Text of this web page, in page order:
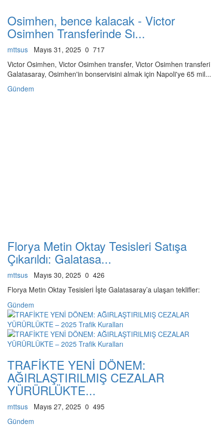
Osimhen, bence kalacak - Victor
Osimhen Transferinde Sı...
mttsus Mayıs 31, 2025 0 717
Victor Osimhen, Victor Osimhen transfer, Victor Osimhen transferi
Galatasaray, Osimhen'in bonservisini almak için Napoli'ye 65 mil...
Gündem
Florya Metin Oktay Tesisleri Satışa
Çıkarıldı: Galatasa...
mttsus Mayıs 30, 2025 0 426
Florya Metin Oktay Tesisleri İşte Galatasaray’a ulaşan teklifler:
Gündem
TRAFİKTE YENİ DÖNEM:
AĞIRLAŞTIRILMIŞ CEZALAR
YÜRÜRLÜKTE...
mttsus Mayıs 27, 2025 0 495
Gündem